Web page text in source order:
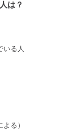
は？
いる人
る）